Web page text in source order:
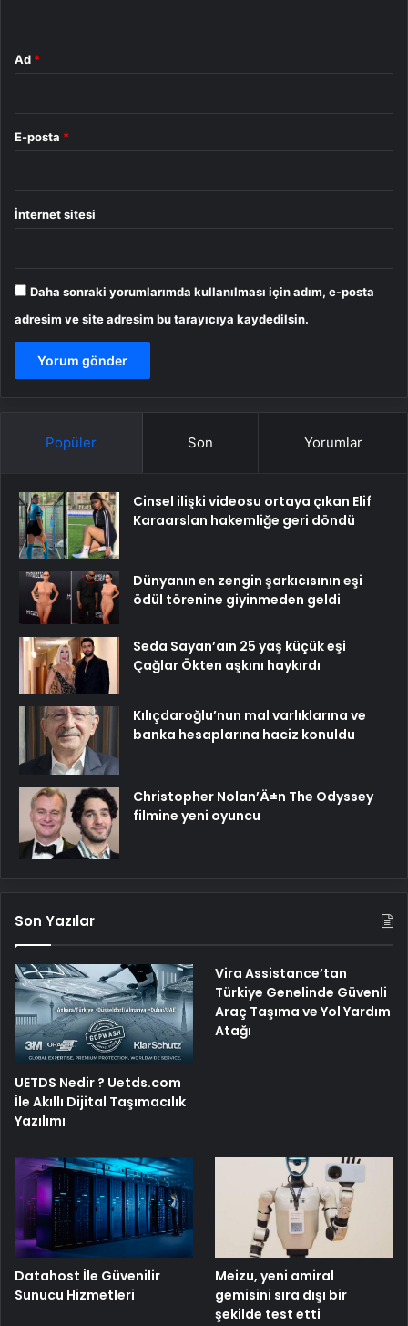
Ad *
E-posta *
İnternet sitesi
Daha sonraki yorumlarımda kullanılması için adım, e-posta
adresim ve site adresim bu tarayıcıya kaydedilsin.
Popüler Son Yorumlar
Cinsel ilişki videosu ortaya çıkan Elif
Karaarslan hakemliğe geri döndü
Dünyanın en zengin şarkıcısının eşi
ödül törenine giyinmeden geldi
Seda Sayan’aın 25 yaş küçük eşi
Çağlar Ökten aşkını haykırdı
Kılıçdaroğlu’nun mal varlıklarına ve
banka hesaplarına haciz konuldu
Christopher Nolan’Ä±n The Odyssey
filmine yeni oyuncu
Son Yazılar
UETDS Nedir ? Uetds.com
İle Akıllı Dijital Taşımacılık
Yazılımı
Vira Assistance’tan
Türkiye Genelinde Güvenli
Araç Taşıma ve Yol Yardım
Atağı
Datahost İle Güvenilir
Sunucu Hizmetleri
Meizu, yeni amiral
gemisini sıra dışı bir
şekilde test etti